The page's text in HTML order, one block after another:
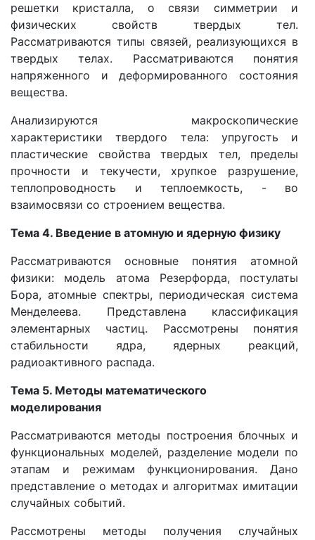
решетки кристалла, о связи симметрии и
физических свойств твердых тел.
Рассматриваются типы связей, реализующихся в
твердых телах. Рассматриваются понятия
напряженного и деформированного состояния
вещества.
Анализируются макроскопические
характеристики твердого тела: упругость и
пластические свойства твердых тел, пределы
прочности и текучести, хрупкое разрушение,
теплопроводность и теплоемкость, - во
взаимосвязи со строением вещества.
Тема 4. Введение в атомную и ядерную физику
Рассматриваются основные понятия атомной
физики: модель атома Резерфорда, постулаты
Бора, атомные спектры, периодическая система
Менделеева. Представлена классификация
элементарных частиц. Рассмотрены понятия
стабильности ядра, ядерных реакций,
радиоактивного распада.
Тема 5. Методы математического
моделирования
Рассматриваются методы построения блочных и
функциональных моделей, разделение модели по
этапам и режимам функционирования. Дано
представление о методах и алгоритмах имитации
случайных событий.
Рассмотрены методы получения случайных